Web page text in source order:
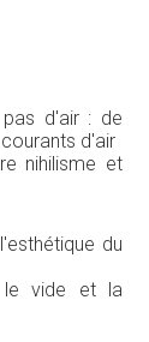
d'air : de
d'air
nihilisme et
du
vide et la